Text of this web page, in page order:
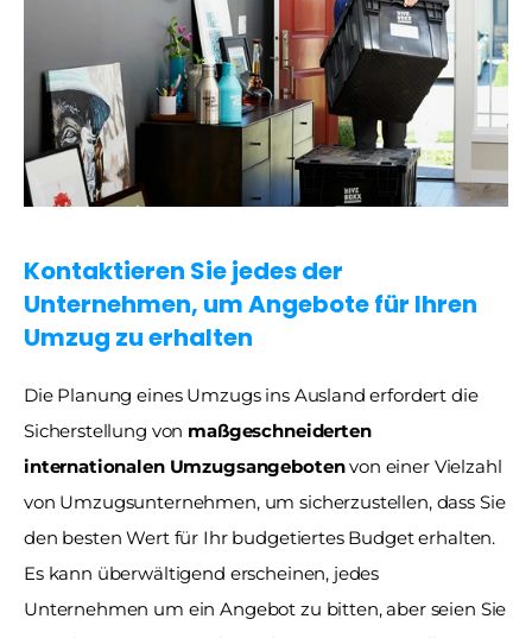
Kontaktieren Sie jedes der
Unternehmen, um Angebote für Ihren
Umzug zu erhalten
Die Planung eines Umzugs ins Ausland erfordert die
Sicherstellung von maßgeschneiderten
internationalen Umzugsangeboten von einer Vielzahl
von Umzugsunternehmen, um sicherzustellen, dass Sie
den besten Wert für Ihr budgetiertes Budget erhalten.
Es kann überwältigend erscheinen, jedes
Unternehmen um ein Angebot zu bitten, aber seien Sie